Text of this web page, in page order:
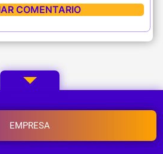
EMPRESA